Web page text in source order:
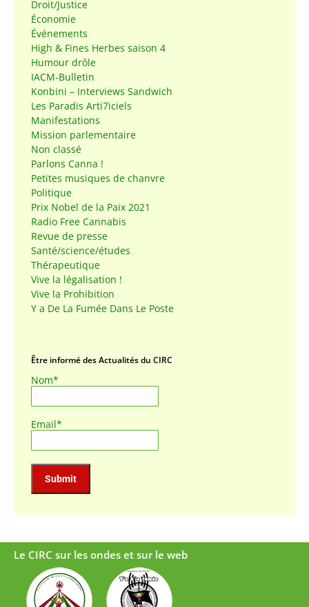
Droit/Justice
Économie
Événements
High & Fines Herbes saison 4
Humour drôle
IACM-Bulletin
Konbini – Interviews Sandwich
Les Paradis Arti7iciels
Manifestations
Mission parlementaire
Non classé
Parlons Canna !
Petites musiques de chanvre
Politique
Prix Nobel de la Paix 2021
Radio Free Cannabis
Revue de presse
Santé/science/études
Thérapeutique
Vive la légalisation !
Vive la Prohibition
Y a De La Fumée Dans Le Poste
Être informé des Actualités du CIRC
Nom*
Email*
Le CIRC sur les ondes et sur le web